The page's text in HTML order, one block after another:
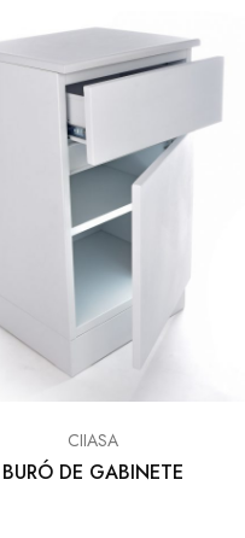
EQUIPO DENTAL
CIIASA
BURÓ DE GABINETE